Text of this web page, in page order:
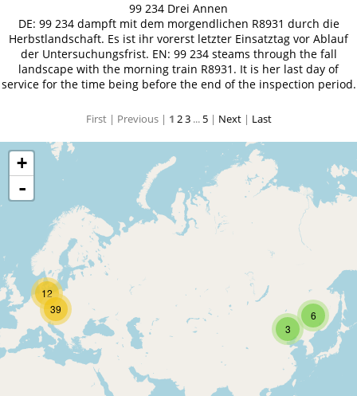
99 234 Drei Annen
DE: 99 234 dampft mit dem morgendlichen R8931 durch die
Herbstlandschaft. Es ist ihr vorerst letzter Einsatztag vor Ablauf
der Untersuchungsfrist. EN: 99 234 steams through the fall
landscape with the morning train R8931. It is her last day of
service for the time being before the end of the inspection period.
First | Previous | 1 23... 5 | Next | Last
39
12
6
3
+
-